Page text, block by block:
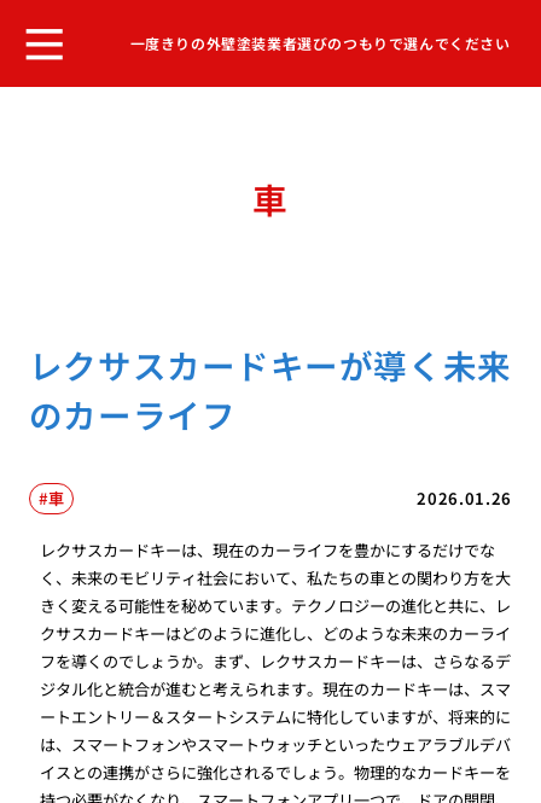
一度きりの外壁塗装業者選びのつもりで選んでください
車
レクサスカードキーが導く未来
のカーライフ
2026.01.26
車
レクサスカードキーは、現在のカーライフを豊かにするだけでな
く、未来のモビリティ社会において、私たちの車との関わり方を大
きく変える可能性を秘めています。テクノロジーの進化と共に、レ
クサスカードキーはどのように進化し、どのような未来のカーライ
フを導くのでしょうか。まず、レクサスカードキーは、さらなるデ
ジタル化と統合が進むと考えられます。現在のカードキーは、スマ
ートエントリー＆スタートシステムに特化していますが、将来的に
は、スマートフォンやスマートウォッチといったウェアラブルデバ
イスとの連携がさらに強化されるでしょう。物理的なカードキーを